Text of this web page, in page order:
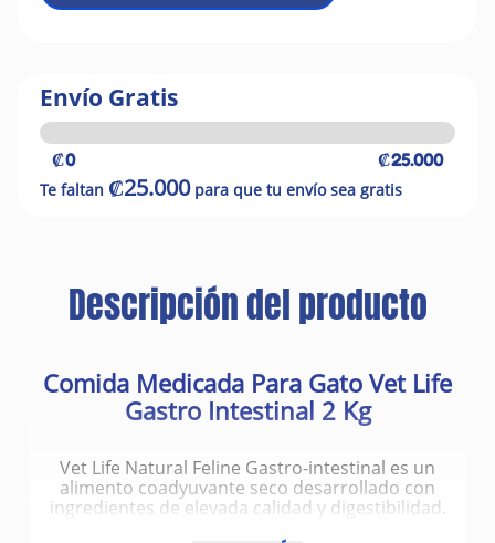
Envío Gratis
₡0 ₡25.000
Te faltan ₡25.000para que tu envío sea gratis
Descripción del producto
Comida Medicada Para Gato Vet Life
Gastro Intestinal 2 Kg
Vet Life Natural Feline Gastro-intestinal es un
alimento coadyuvante seco desarrollado con
ingredientes de elevada calidad y digestibilidad.